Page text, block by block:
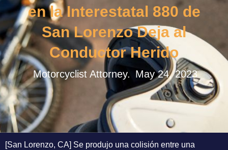
en la Interestatal 880 de
San Lorenzo Deja al
Conductor Herido
Motorcyclist Attorney. May 24, 2023
[San Lorenzo, CA] Se produjo una colisión entre una